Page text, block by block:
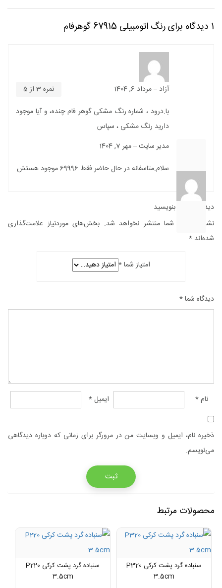
1 دیدگاه برای رنگ اتومبیلی 67915 گوهرفام
نمره 3 از 5 آزاد –مرداد 6, 1404
با.درود ، شماره رنگ مشکی گوهر فام چنده، و آیا موجود
دارید رنگ مشکی ، سپاس
مدیر سایت–مهر 7, 1404
سلام.متاسفانه در حال حاضر فقط 69996 موجود هستش
دیدگاه خود را بنویسید
نشانی ایمیل شما منتشر نخواهد شد. بخش‌های موردنیاز علامت‌گذاری
شده‌اند *
امتیاز شما*
دیدگاه شما*
نام* ایمیل*
ذخیره نام، ایمیل و وبسایت من در مرورگر برای زمانی که دوباره دیدگاهی
می‌نویسم.
محصولات مرتبط
سنباده گرد پشت کرکی P320
3.5cm
سنباده گرد پشت کرکی P220
3.5cm